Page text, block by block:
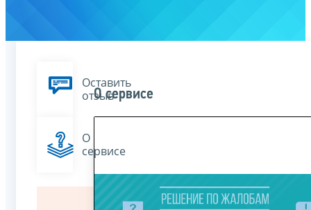
Оставить
отзыв
О
сервисе
О сервисе